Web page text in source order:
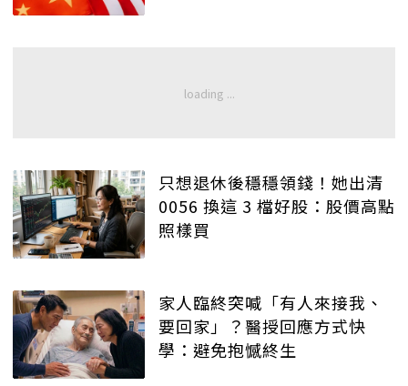
只想退休後穩穩領錢！她出清
0056 換這 3 檔好股：股價高點
照樣買
家人臨終突喊「有人來接我、
要回家」？醫授回應方式快
學：避免抱憾終生